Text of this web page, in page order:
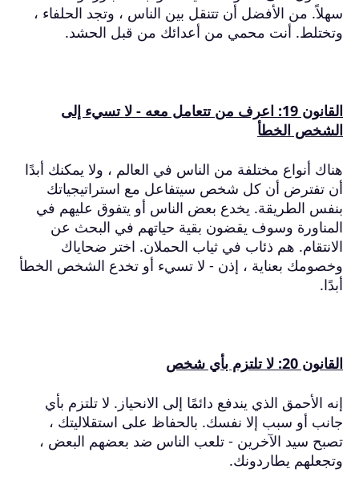
سهلاً. من الأفضل أن تتنقل بين الناس ، وتجد الحلفاء ،
وتختلط. أنت محمي من أعدائك من قبل الحشد.
القانون 19: اعرف من تتعامل معه - لا تسيء إلى
الشخص الخطأ
هناك أنواع مختلفة من الناس في العالم ، ولا يمكنك أبدًا
أن تفترض أن كل شخص سيتفاعل مع استراتيجياتك
بنفس الطريقة. يخدع بعض الناس أو يتفوق عليهم في
المناورة وسوف يقضون بقية حياتهم في البحث عن
الانتقام. هم ذئاب في ثياب الحملان. اختر ضحاياك
وخصومك بعناية ، إذن - لا تسيء أو تخدع الشخص الخطأ
أبدًا.
القانون 20: لا تلتزم بأي شخص
إنه الأحمق الذي يندفع دائمًا إلى الانحياز. لا تلتزم بأي
جانب أو سبب إلا نفسك. بالحفاظ على استقلاليتك ،
تصبح سيد الآخرين - تلعب الناس ضد بعضهم البعض ،
وتجعلهم يطاردونك.